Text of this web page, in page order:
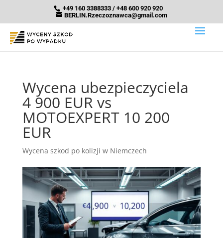
+49 160 3388333 / +48 600 920 920
BERLIN.Rzeczoznawca@gmail.com
Wycena ubezpieczyciela
4 900 EUR vs
MOTOEXPERT 10 200
EUR
Wycena szkod po kolizji w Niemczech